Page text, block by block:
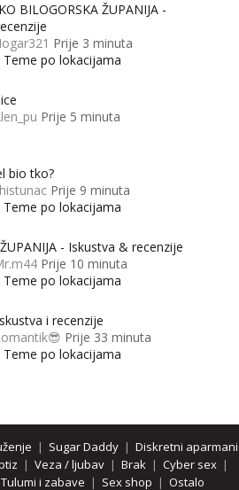
BILOGORSKA ŽUPANIJA -
Prije 3 minuta
Teme po lokacijama
Prije 5 minuta
bio tko?
Prije 9 minuta
Teme po lokacijama
- Iskustva & recenzije
Prije 10 minuta
Teme po lokacijama
i recenzije
Prije 33 minuta
Teme po lokacijama
| Sugar Daddy| Diskretni aparmani
| Veza / ljubav | Brak | Cyber sex |
Tulumi i zabave | Sex shop | Ostalo